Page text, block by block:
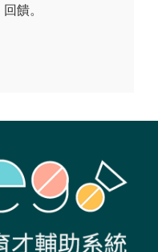
回饋。